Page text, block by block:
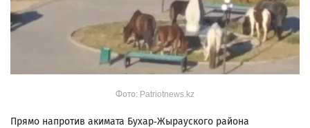
Фото: Patriotnews.kz
Прямо напротив акимата Бухар-Жырауского района